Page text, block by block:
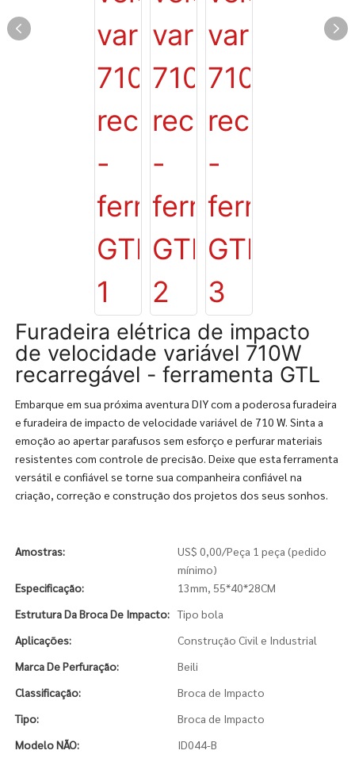
Furadeira elétrica de impacto
de velocidade variável 710W
recarregável - ferramenta GTL
Embarque em sua próxima aventura DIY com a poderosa furadeira
e furadeira de impacto de velocidade variável de 710 W. Sinta a
emoção ao apertar parafusos sem esforço e perfurar materiais
resistentes com controle de precisão. Deixe que esta ferramenta
versátil e confiável se torne sua companheira confiável na
criação, correção e construção dos projetos dos seus sonhos.
Amostras:
US$ 0,00/Peça 1 peça (pedido
mínimo)
Especificação:
13mm, 55*40*28CM
Estrutura Da Broca De Impacto: Tipo bola
Aplicações:
Construção Civil e Industrial
Marca De Perfuração:
Beili
Classificação:
Broca de Impacto
Tipo:
Broca de Impacto
Modelo NÃO:
ID044-B